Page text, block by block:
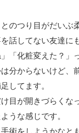
のつり目がだいぶ
話してない友達に
「化粧変えた？」
分からないけど、
してます。
目が開きづらくな
うな感じです。